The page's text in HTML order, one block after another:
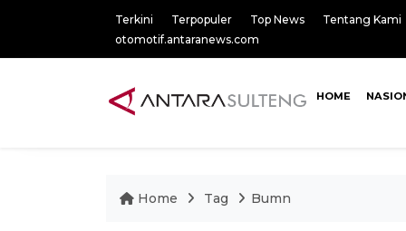
Terkini Terpopuler Top News
Tentang Kami
otomotif.antaranews.com
HOME
Home Tag Bumn